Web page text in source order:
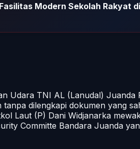
Modern Sekolah Rakyat
Udara TNI AL (Lanudal)
dilengkapi dokumen yang
Laut (P) Dani Widjanarka
Committe Bandara Juanda